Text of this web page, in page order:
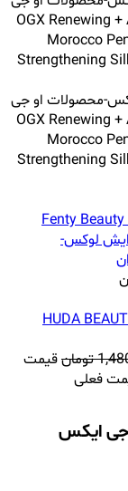
تومانقیمت
فعلی
جی ایکس